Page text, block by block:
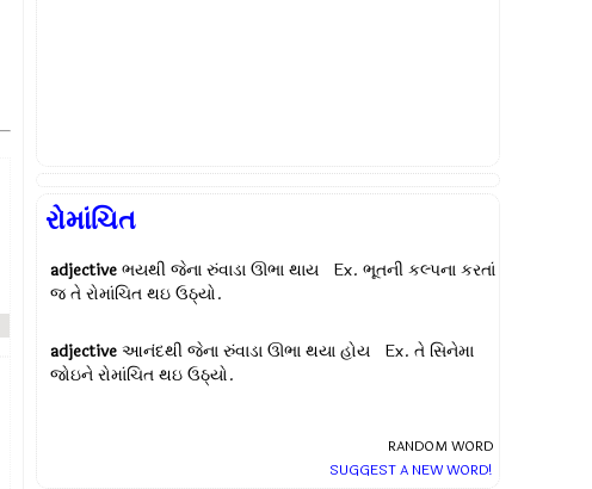
રોમાંચિત
adjectiveભયથી જેના રુંવાડા ઊભા થાય Ex. ભૂતની કલ્પના કરતાં
જ તે રોમાંચિત થઇ ઉઠ્યો.
adjectiveઆનંદથી જેના રુંવાડા ઊભા થયા હોય Ex. તે સિનેમા
જોઇને રોમાંચિત થઇ ઉઠ્યો.
RANDOM WORD
SUGGEST A NEW WORD!